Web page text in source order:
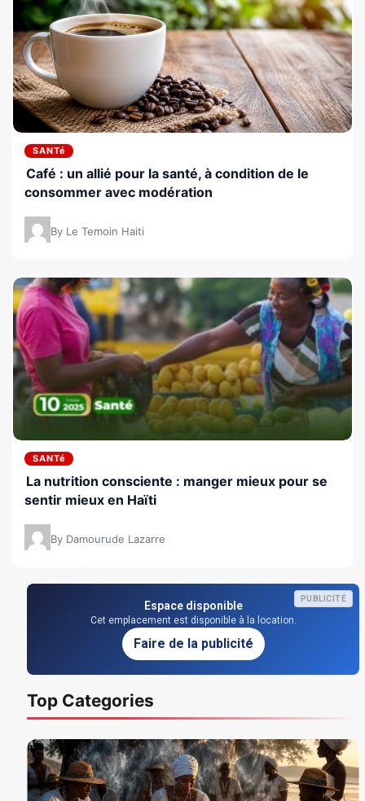
SANTé
Café : un allié pour la santé, à condition de le
consommer avec modération
By Le Temoin Haiti
SANTé
La nutrition consciente : manger mieux pour se
sentir mieux en Haïti
By Damourude Lazarre
PUBLICITÉ
Espace disponible
Cet emplacement est disponible à la location.
Faire de la publicité
Top Categories